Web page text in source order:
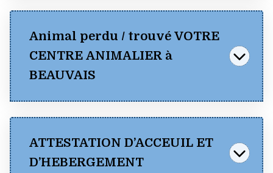
(pdf)
Consulter
Télécharger
Animal perdu / trouvé VOTRE
CENTRE ANIMALIER à
BEAUVAIS
ATTESTATION D’ACCEUIL ET
D’HEBERGEMENT